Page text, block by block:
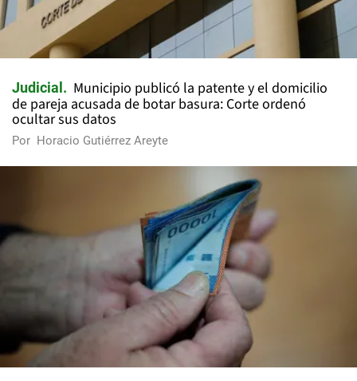
Judicial
Municipio publicó la patente y el domicilio
de pareja acusada de botar basura: Corte ordenó
ocultar sus datos
Por Horacio Gutiérrez Areyte